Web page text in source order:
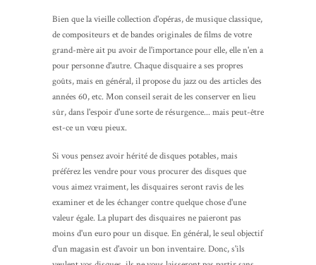
Bien que la vieille collection d'opéras, de musique classique,
de compositeurs et de bandes originales de films de votre
grand-mère ait pu avoir de l'importance pour elle, elle n'en a
pour personne d'autre. Chaque disquaire a ses propres
goûts, mais en général, il propose du jazz ou des articles des
années 60, etc. Mon conseil serait de les conserver en lieu
sûr, dans l'espoir d'une sorte de résurgence... mais peut-être
est-ce un vœu pieux.
Si vous pensez avoir hérité de disques potables, mais
préférez les vendre pour vous procurer des disques que
vous aimez vraiment, les disquaires seront ravis de les
examiner et de les échanger contre quelque chose d'une
valeur égale. La plupart des disquaires ne paieront pas
moins d'un euro pour un disque. En général, le seul objectif
d'un magasin est d'avoir un bon inventaire. Donc, s'ils